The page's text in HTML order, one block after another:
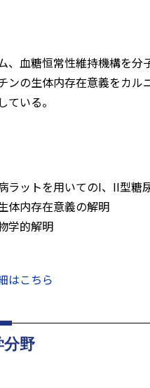
、血糖恒常性維持機構を
ンの生体内存在意義をカ
いる。
ラットを用いてのI、II型糖
体内存在意義の解明
学的解明
はこちら
分野